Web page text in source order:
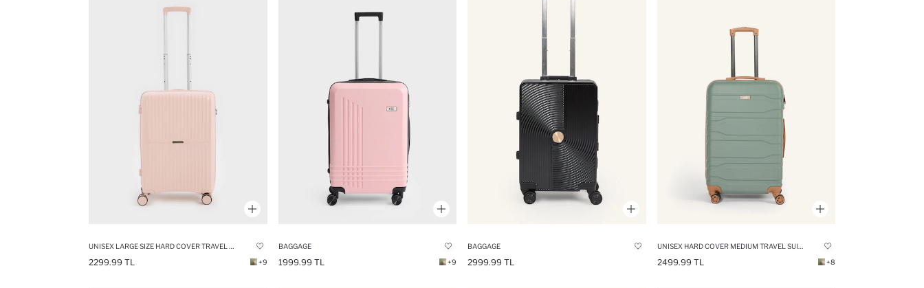
2299.99 TL +9
BAGGAGE
1999.99 TL +9
BAGGAGE
2999.99 TL 2499.99 TL +8